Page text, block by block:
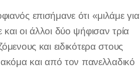
επισήμανε ότι «μιλάμε για
οι άλλοι δύο ψήφισαν τρία
και ειδικότερα στους
και από τον πανελλαδικό